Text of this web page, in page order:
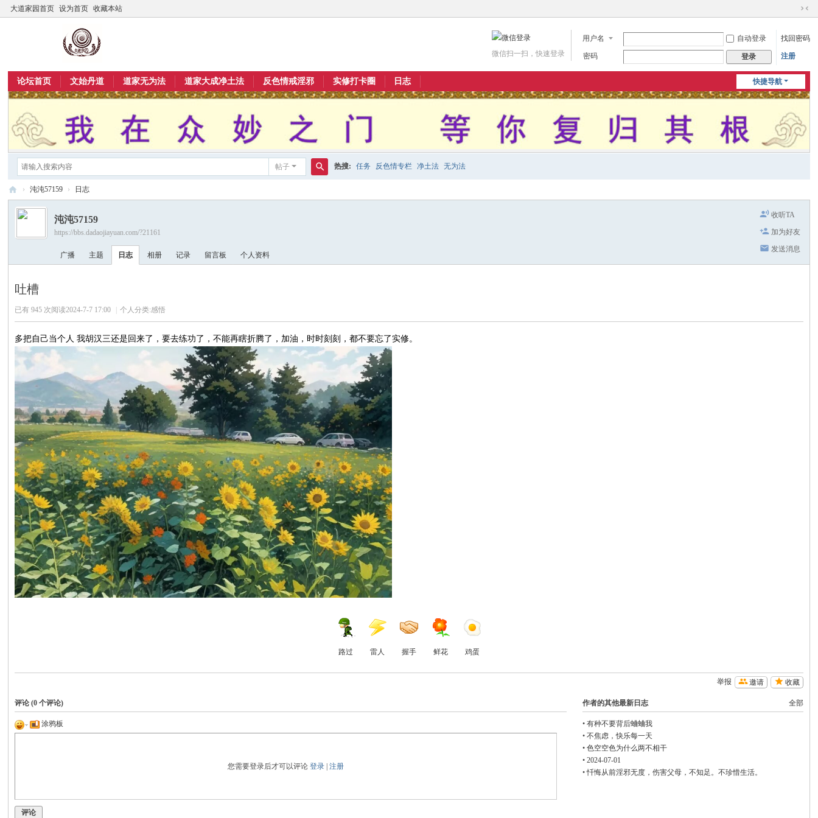
大道家园首页 设为首页 收藏本站
切
到
用户名 自动登录 找回密码
密码 登录 注册
微信扫一扫，快速登录
快捷导航
论坛首页 文始丹道 道家无为法 道家大成净土法 反色情戒淫邪 实修打卡圈 日志
帖子
索
热搜: 任务 反色情专栏 净土法 无为法
大
家
坛
› 沌沌57159 › 日志
收听TA
加为好友
发送消息
沌沌57159
https://bbs.dadaojiayuan.com/?21161
广播 主题 日志 相册 记录 留言板 个人资料
吐槽
已有 945 次阅读2024-7-7 17:00 个人分类:感悟
多把自己当个人 我胡汉三还是回来了，要去练功了，不能再瞎折腾了，加油，时时刻刻，都不要忘了实修。
路过 雷人 握手 鲜花 鸡蛋
收藏
邀请
举报
全部
作者的其他最新日志
• 有种不要背后蛐蛐我
• 不焦虑，快乐每一天
• 色空空色为什么两不相干
• 2024-07-01
•忏悔从前淫邪无度，伤害父母，不知足。不珍惜生活。
评论 (0 个评论)
涂鸦板
您需要登录后才可以评论登录 |注册
评论